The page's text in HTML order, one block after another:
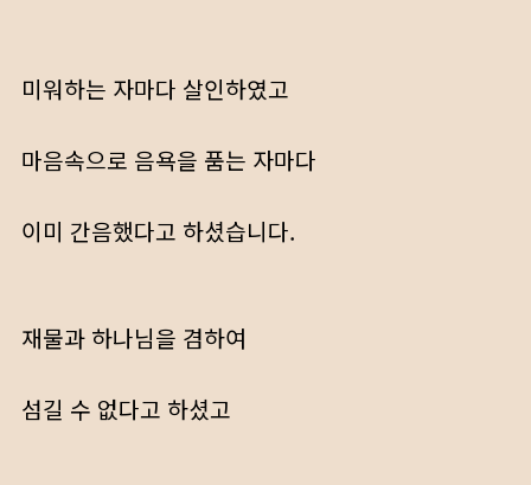
미워하는 자마다 살인하였고
마음속으로 음욕을 품는 자마다
이미 간음했다고 하셨습니다.
재물과 하나님을 겸하여
섬길 수 없다고 하셨고